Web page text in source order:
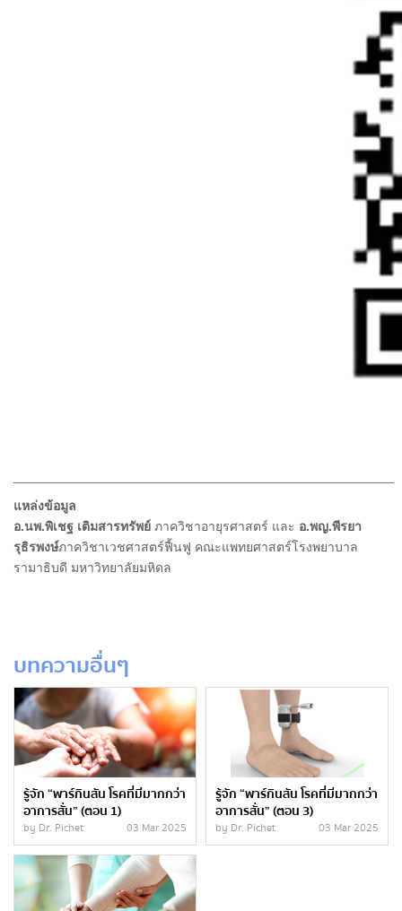
แหล่งข้อมูล
อ.นพ.พิเชฐ เติมสารทรัพย์ ภาควิชาอายุรศาสตร์ และ อ.พญ.พีรยา
รุธิรพงษ์ภาควิชาเวชศาสตร์ฟื้นฟู คณะแพทยศาสตร์โรงพยาบาล
รามาธิบดี มหาวิทยาลัยมหิดล
บทความอื่นๆ
รู้จัก “พาร์กินสัน โรคที่มีมากกว่า
อาการสั่น” (ตอน 1)
by Dr. Pichet 03 Mar 2025
รู้จัก “พาร์กินสัน โรคที่มีมากกว่า
อาการสั่น” (ตอน 3)
by Dr. Pichet 03 Mar 2025